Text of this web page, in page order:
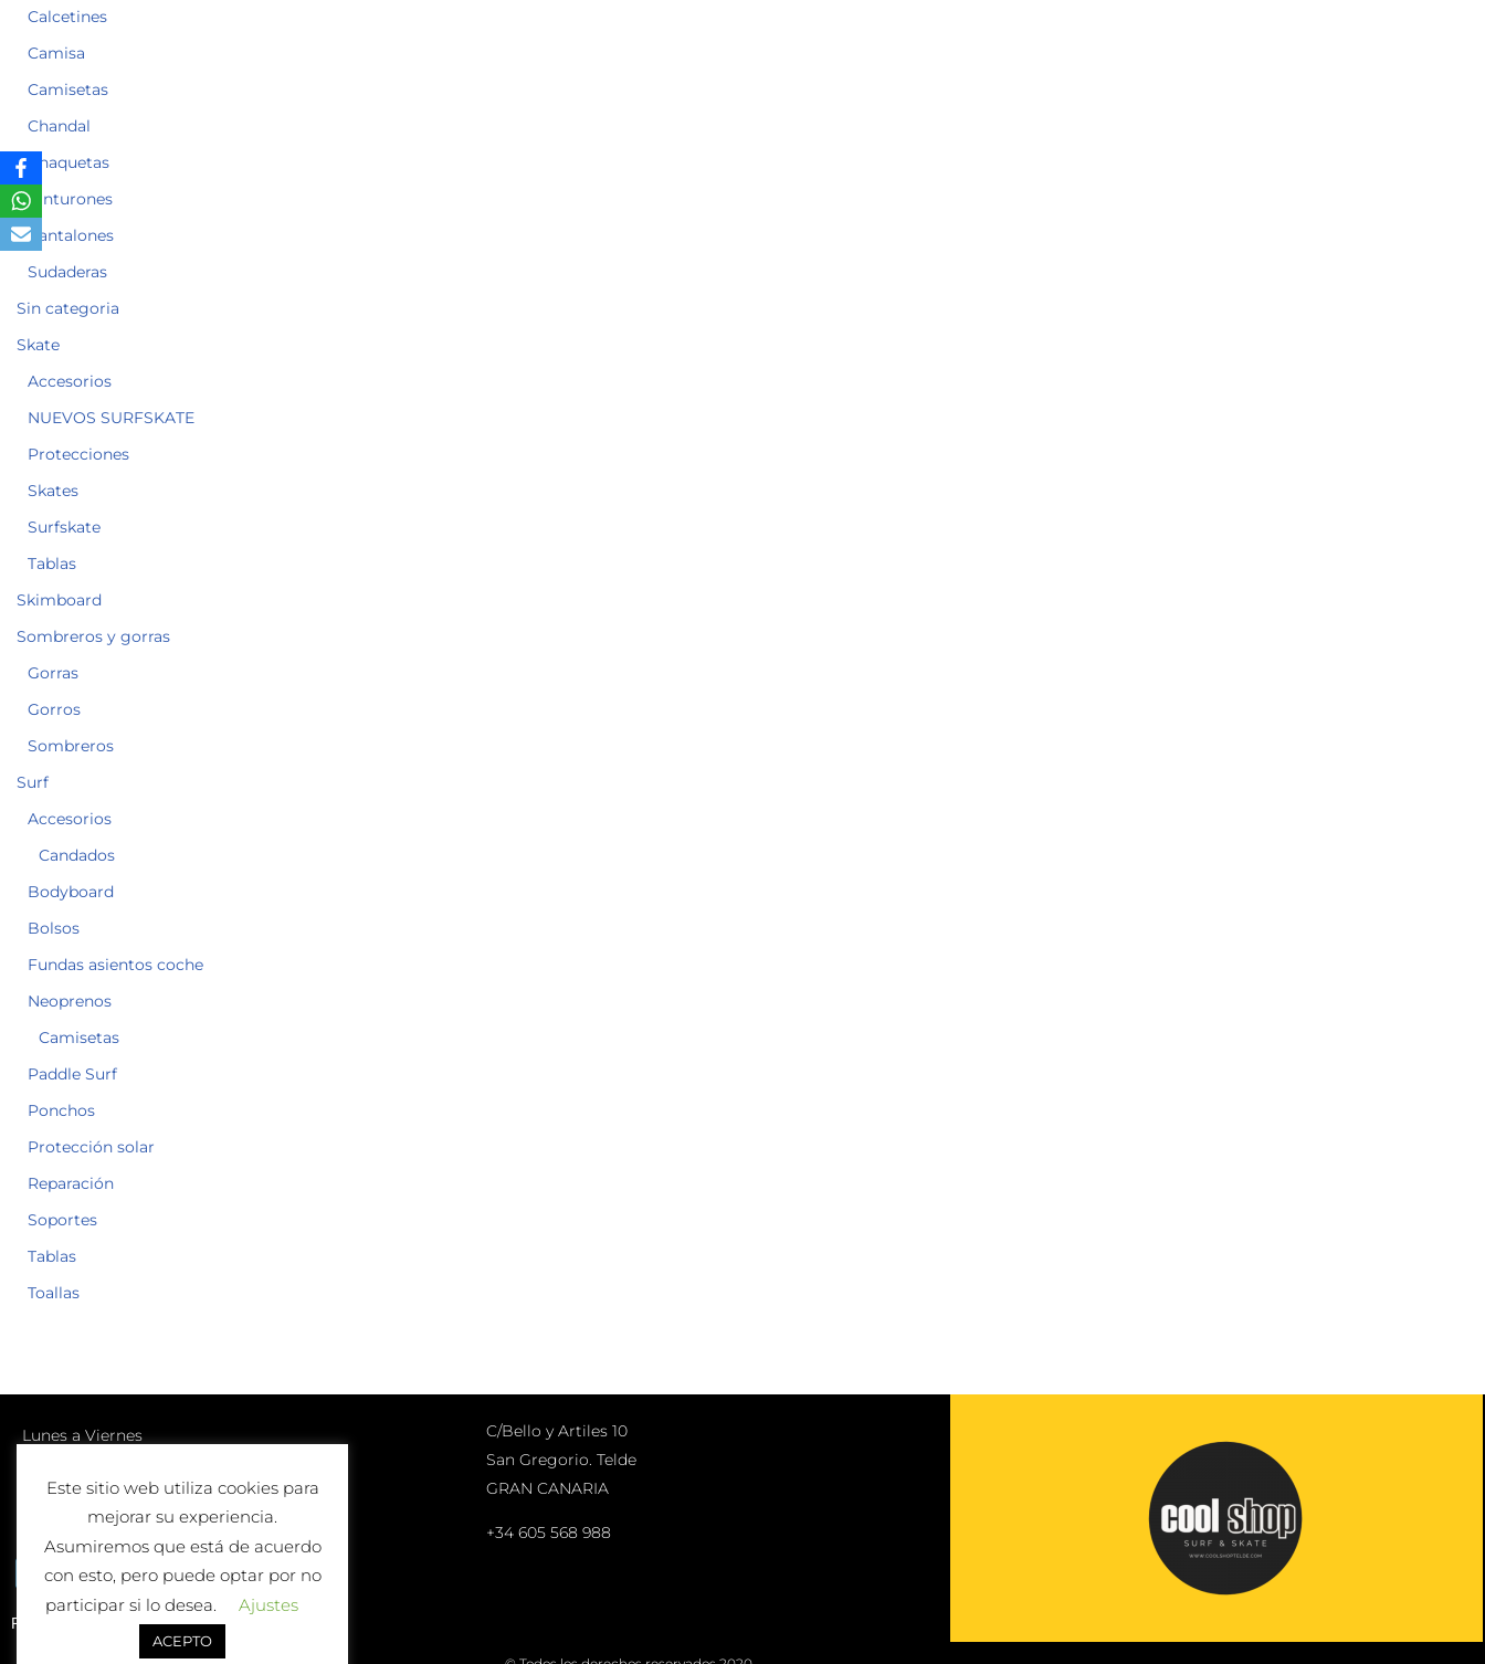
Calcetines
Camisa
Camisetas
Chandal
Chaquetas
Cinturones
Pantalones
Sudaderas
Sin categoria
Skate
Accesorios
NUEVOS SURFSKATE
Protecciones
Skates
Surfskate
Tablas
Skimboard
Sombreros y gorras
Gorras
Gorros
Sombreros
Surf
Accesorios
Candados
Bodyboard
Bolsos
Fundas asientos coche
Neoprenos
Camisetas
Paddle Surf
Ponchos
Protección solar
Reparación
Soportes
Tablas
Toallas
Lunes a Viernes
Sábados
10:00-13:00
C/Bello y Artiles 10
San Gregorio. Telde
GRAN CANARIA
+34 605 568 988
Política de Devolución o Cambio
Este sitio web utiliza cookies para
mejorar su experiencia.
Asumiremos que está de acuerdo
con esto, pero puede optar por no
participar si lo desea.
Ajustes
ACEPTO